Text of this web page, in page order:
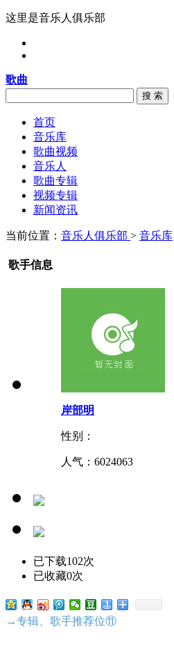
这里是音乐人俱乐部
歌曲
搜 索
首页
音乐库
歌曲视频
音乐人
歌曲专辑
视频专辑
新闻资讯
当前位置： 音乐人俱乐部 > 音乐库
歌手信息
岸部明
性别：
人气： 6024063
已下载102次
已收藏0次
→专辑、歌手推荐位⑪